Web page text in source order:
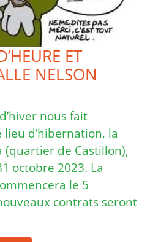
ET
NELSON
nous fait
d’hibernation, la
(quartier de Castillon),
octobre 2023. La
le 5
contrats seront